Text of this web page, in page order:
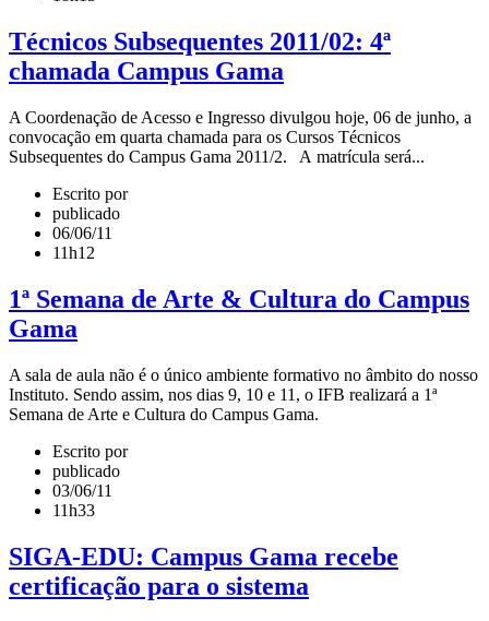
Técnicos Subsequentes 2011/02: 4ª
chamada Campus Gama
A Coordenação de Acesso e Ingresso divulgou hoje, 06 de junho, a
convocação em quarta chamada para os Cursos Técnicos
Subsequentes do Campus Gama 2011/2. A matrícula será...
Escrito por
publicado
06/06/11
11h12
1ª Semana de Arte & Cultura do Campus
Gama
A sala de aula não é o único ambiente formativo no âmbito do nosso
Instituto. Sendo assim, nos dias 9, 10 e 11, o IFB realizará a 1ª
Semana de Arte e Cultura do Campus Gama.
Escrito por
publicado
03/06/11
11h33
SIGA-EDU: Campus Gama recebe
certificação para o sistema